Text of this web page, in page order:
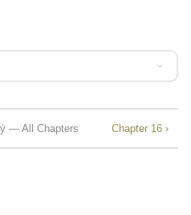
— All Chapters Chapter 16 ›